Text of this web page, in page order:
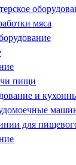
мяса
пищи
и
для